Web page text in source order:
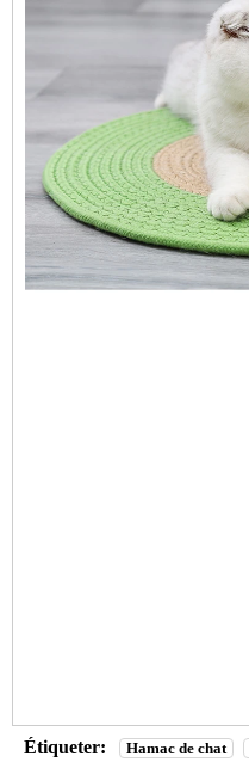
Étiqueter: Hamac de chat